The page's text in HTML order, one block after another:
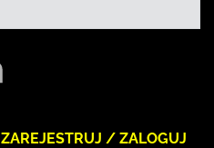
ZAREJESTRUJ / ZALOGUJ